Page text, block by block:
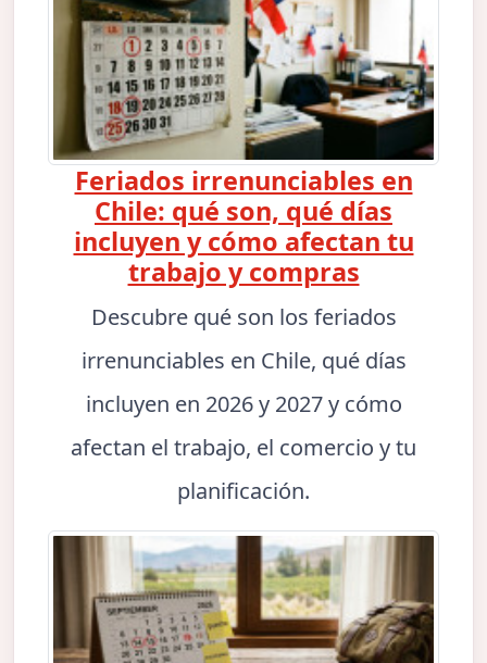
Feriados irrenunciables en
Chile: qué son, qué días
incluyen y cómo afectan tu
trabajo y compras
Descubre qué son los feriados
irrenunciables en Chile, qué días
incluyen en 2026 y 2027 y cómo
afectan el trabajo, el comercio y tu
planificación.